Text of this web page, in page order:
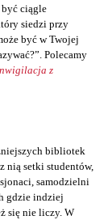
być ciągle
siedzi przy
być w Twojej
Polecamy
z
bibliotek
nią setki studentów,
samodzielni
gdzie indziej
się nie liczy. W